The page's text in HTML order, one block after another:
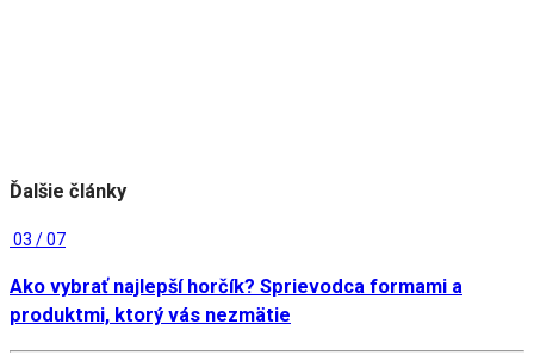
Ďalšie články
03 / 07
Ako vybrať najlepší horčík? Sprievodca formami a
produktmi, ktorý vás nezmätie